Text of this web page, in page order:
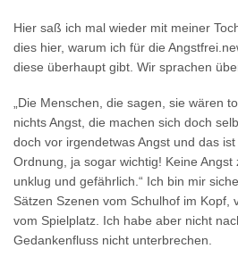
Hier saß ich mal wieder mit meiner
dies hier, warum ich für die
diese überhaupt gibt. Wir sprachen
„Die Menschen, die sagen, sie wären
nichts Angst, die machen sich doch
doch vor irgendetwas Angst und das
Ordnung, ja sogar wichtig! Keine
unklug und gefährlich.“ Ich bin mir
Sätzen Szenen vom Schulhof im Kopf,
vom Spielplatz. Ich habe aber nicht
Gedankenfluss nicht unterbrechen.